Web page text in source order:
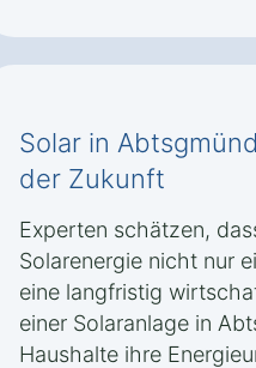
Solar in
der Zukunft
Experten schätzen,
Solarenergie nicht nur
eine langfristig
einer Solaranlage in
Haushalte ihre